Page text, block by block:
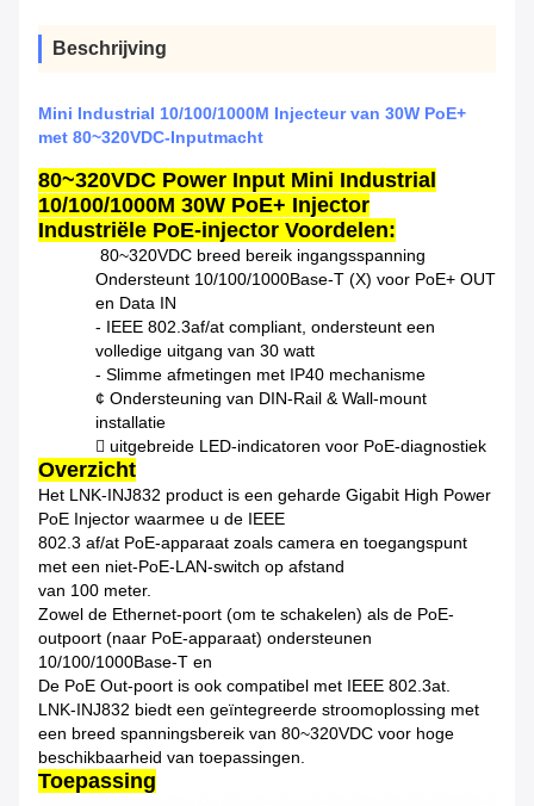
Beschrijving
Mini Industrial 10/100/1000M Injecteur van 30W PoE+
met 80~320VDC-Inputmacht
80~320VDC Power Input Mini Industrial
10/100/1000M 30W PoE+ Injector
Industriële PoE-injector Voordelen:
️ 80~320VDC breed bereik ingangsspanning
Ondersteunt 10/100/1000Base-T (X) voor PoE+ OUT
en Data IN
- IEEE 802.3af/at compliant, ondersteunt een
volledige uitgang van 30 watt
- Slimme afmetingen met IP40 mechanisme
¢ Ondersteuning van DIN-Rail & Wall-mount
installatie
 uitgebreide LED-indicatoren voor PoE-diagnostiek
Overzicht
Het LNK-INJ832 product is een geharde Gigabit High Power
PoE Injector waarmee u de IEEE
802.3 af/at PoE-apparaat zoals camera en toegangspunt
met een niet-PoE-LAN-switch op afstand
van 100 meter.
Zowel de Ethernet-poort (om te schakelen) als de PoE-
outpoort (naar PoE-apparaat) ondersteunen
10/100/1000Base-T en
De PoE Out-poort is ook compatibel met IEEE 802.3at.
LNK-INJ832 biedt een geïntegreerde stroomoplossing met
een breed spanningsbereik van 80~320VDC voor hoge
beschikbaarheid van toepassingen.
Toepassing